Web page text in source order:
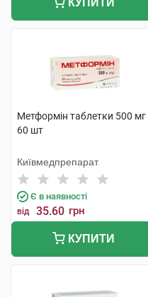
КУПИТИ
Метформін таблетки 500 мг
60 шт
Київмедпрепарат
Є в наявності
від 35.60 грн
КУПИТИ